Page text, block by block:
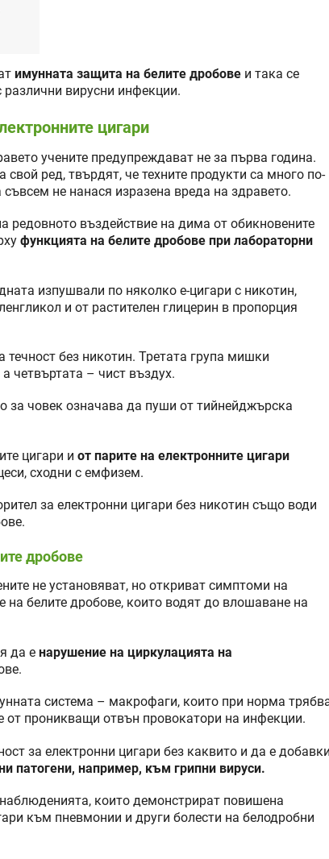
имунната защита на белите дробове и така се
вирусни инфекции.
цигари
учените предупреждават не за първа година.
свой ред, твърдят, че техните продукти са много по-
не нанася изразена вреда на здравето.
редовното въздействие на дима от обикновените
функцията на белите дробове при лабораторни
изпушвали по няколко е-цигари с никотин,
и от растителен глицерин в пропорция
без никотин. Третата група мишки
четвъртата – чист въздух.
за човек означава да пуши от тийнейджърска
цигари и от парите на електронните цигари
сходни с емфизем.
за електронни цигари без никотин също води
дробове
не установяват, но откриват симптоми на
на белите дробове, които водят до влошаване на
да е нарушение на циркулацията на
система – макрофаги, които при норма
от проникващи отвън провокатори на инфекции.
за електронни цигари без каквито и да е
патогени, например, към грипни вируси.
които демонстрират повишена
към пневмонии и други болести на белодробни